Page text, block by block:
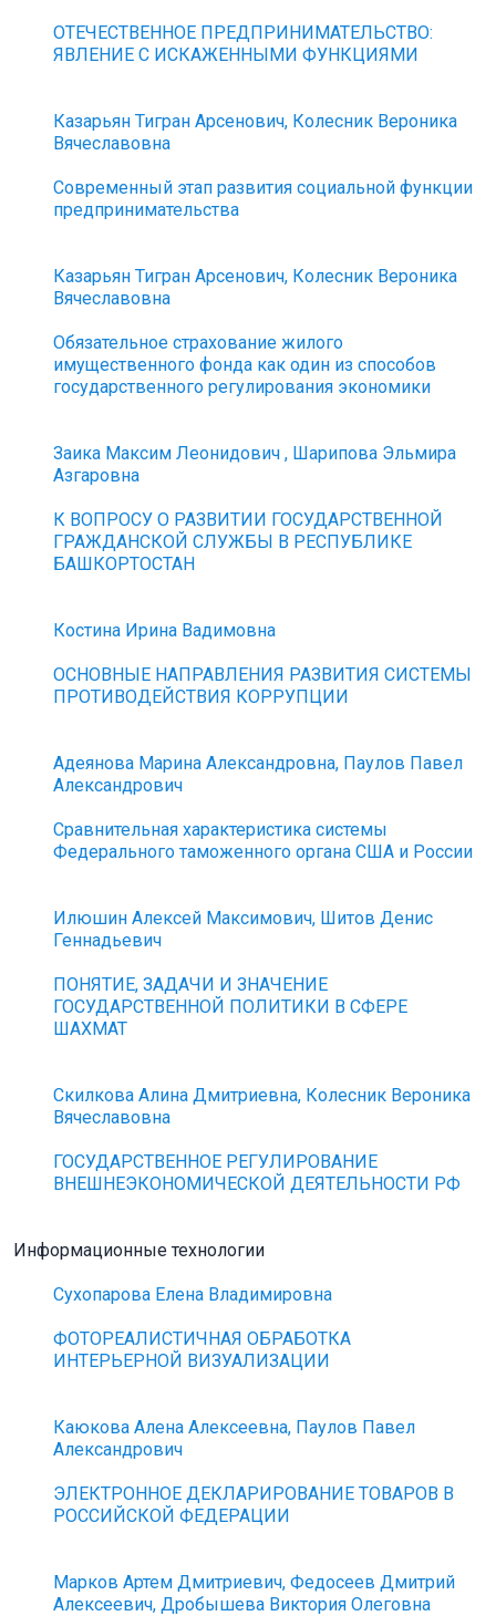
ОТЕЧЕСТВЕННОЕ ПРЕДПРИНИМАТЕЛЬСТВО:
ЯВЛЕНИЕ С ИСКАЖЕННЫМИ ФУНКЦИЯМИ
Казарьян Тигран Арсенович, Колесник Вероника
Вячеславовна
Современный этап развития социальной функции
предпринимательства
Казарьян Тигран Арсенович, Колесник Вероника
Вячеславовна
Обязательное страхование жилого
имущественного фонда как один из способов
государственного регулирования экономики
Заика Максим Леонидович , Шарипова Эльмира
Азгаровна
К ВОПРОСУ О РАЗВИТИИ ГОСУДАРСТВЕННОЙ
ГРАЖДАНСКОЙ СЛУЖБЫ В РЕСПУБЛИКЕ
БАШКОРТОСТАН
Костина Ирина Вадимовна
ОСНОВНЫЕ НАПРАВЛЕНИЯ РАЗВИТИЯ СИСТЕМЫ
ПРОТИВОДЕЙСТВИЯ КОРРУПЦИИ
Адеянова Марина Александровна, Паулов Павел
Александрович
Сравнительная характеристика системы
Федерального таможенного органа США и России
Илюшин Алексей Максимович, Шитов Денис
Геннадьевич
ПОНЯТИЕ, ЗАДАЧИ И ЗНАЧЕНИЕ
ГОСУДАРСТВЕННОЙ ПОЛИТИКИ В СФЕРЕ
ШАХМАТ
Скилкова Алина Дмитриевна, Колесник Вероника
Вячеславовна
ГОСУДАРСТВЕННОЕ РЕГУЛИРОВАНИЕ
ВНЕШНЕЭКОНОМИЧЕСКОЙ ДЕЯТЕЛЬНОСТИ РФ
Информационные технологии
Сухопарова Елена Владимировна
ФОТОРЕАЛИСТИЧНАЯ ОБРАБОТКА
ИНТЕРЬЕРНОЙ ВИЗУАЛИЗАЦИИ
Каюкова Алена Алексеевна, Паулов Павел
Александрович
ЭЛЕКТРОННОЕ ДЕКЛАРИРОВАНИЕ ТОВАРОВ В
РОССИЙСКОЙ ФЕДЕРАЦИИ
Марков Артем Дмитриевич, Федосеев Дмитрий
Алексеевич, Дробышева Виктория Олеговна